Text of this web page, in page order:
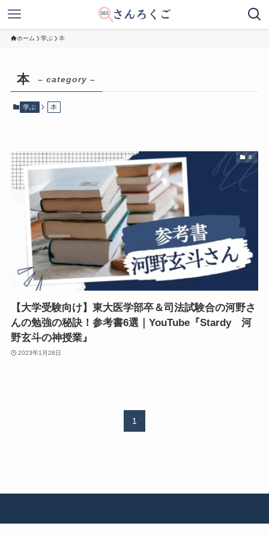
ホーム 学ぶ 本
本 – category –
学ぶ 本
本
【大学受験向け】東大医学部卒＆司法試験合の河野さ
んの勉強の秘訣！参考書6選｜YouTube『Stardy 河
野玄斗の神授業』
2023年1月28日
1